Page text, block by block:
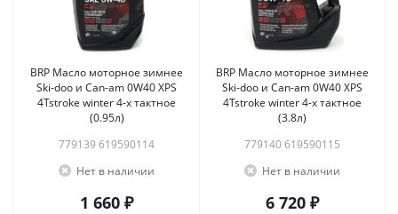
BRP Масло моторное зимнее
Ski-doo и Can-am 0W40 XPS
4Tstroke winter 4-х тактное
(0.95л)
779139 619590114
Нет в наличии
1 660 ₽
BRP Масло моторное зимнее
Ski-doo и Can-am 0W40 XPS
4Tstroke winter 4-х тактное
(3.8л)
779140 619590115
Нет в наличии
6 720 ₽